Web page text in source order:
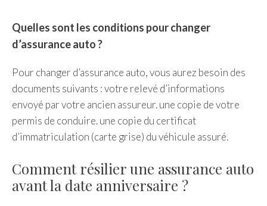
Quelles sont les conditions pour changer
d’assurance auto ?
Pour changer d’assurance auto, vous aurez besoin des
documents suivants : votre relevé d’informations
envoyé par votre ancien assureur. une copie de votre
permis de conduire. une copie du certificat
d’immatriculation (carte grise) du véhicule assuré.
Comment résilier une assurance auto
avant la date anniversaire ?